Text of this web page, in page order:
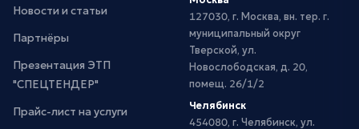
Новости и статьи
Партнёры
Презентация ЭТП
"СПЕЦТЕНДЕР"
Прайс-лист на услуги
127030, г. Москва, вн. тер. г.
муниципальный округ
Тверской, ул.
Новослободская, д. 20,
помещ. 26/1/2
Челябинск
454080, г. Челябинск, ул.